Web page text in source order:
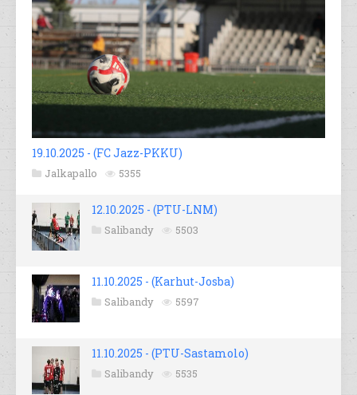
19.10.2025 - (FC Jazz-PKKU)
Jalkapallo 5355
12.10.2025 - (PTU-LNM)
Salibandy 5503
11.10.2025 - (Karhut-Josba)
Salibandy 5597
11.10.2025 - (PTU-Sastamolo)
Salibandy 5535